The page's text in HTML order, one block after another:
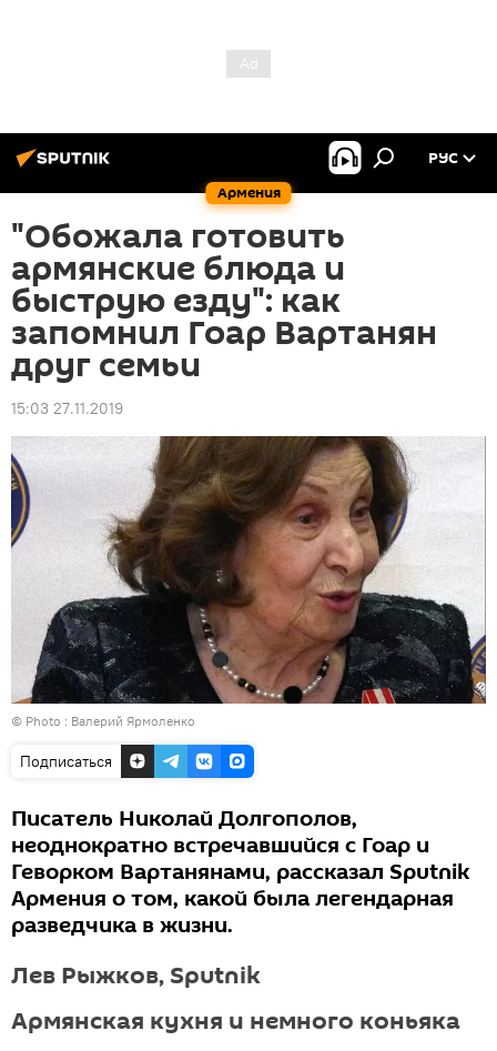
Армения
РУС
"Обожала готовить
армянские блюда и
быструю езду": как
запомнил Гоар Вартанян
друг семьи
15:03 27.11.2019
© Photo : Валерий Ярмоленко
Подписаться
Писатель Николай Долгополов,
неоднократно встречавшийся с Гоар и
Геворком Вартанянами, рассказал Sputnik
Армения о том, какой была легендарная
разведчика в жизни.
Лев Рыжков, Sputnik
Армянская кухня и немного коньяка